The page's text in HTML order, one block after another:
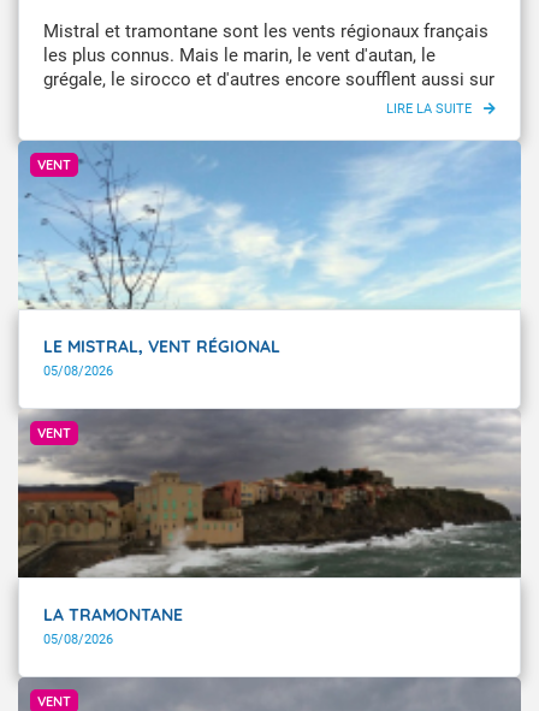
Mistral et tramontane sont les vents régionaux français
les plus connus. Mais le marin, le vent d'autan, le
grégale, le sirocco et d'autres encore soufflent aussi sur
certaines régions de l'Hexagone et de la Corse.
leurs caractéristiques ?
VENT
@ProvenceCCA via @Infoclimat
LE MISTRAL, VENT RÉGIONAL
05/08/2026
VENT
@alainh via @Infoclimat
LA TRAMONTANE
05/08/2026
VENT
@ romèze01 via @Infoclimat